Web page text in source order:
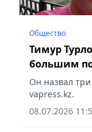
Общество
Тимур
большим
Он назвал
vapress.kz.
08.07.2026